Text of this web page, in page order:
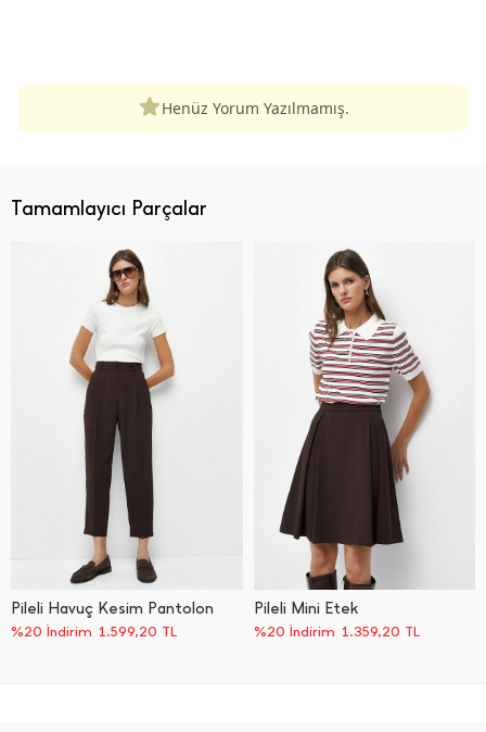
Henüz Yorum Yazılmamış.
Tamamlayıcı Parçalar
Pileli Havuç Kesim Pantolon
%20 İndirim 1.599,20 TL
Pileli Mini Etek
%20 İndirim 1.359,20 TL